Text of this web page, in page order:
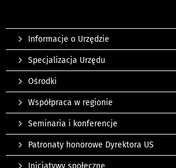
Informacje o Urzędzie
Specjalizacja Urzędu
Ośrodki
Współpraca w regionie
Seminaria i konferencje
Patronaty honorowe Dyrektora US